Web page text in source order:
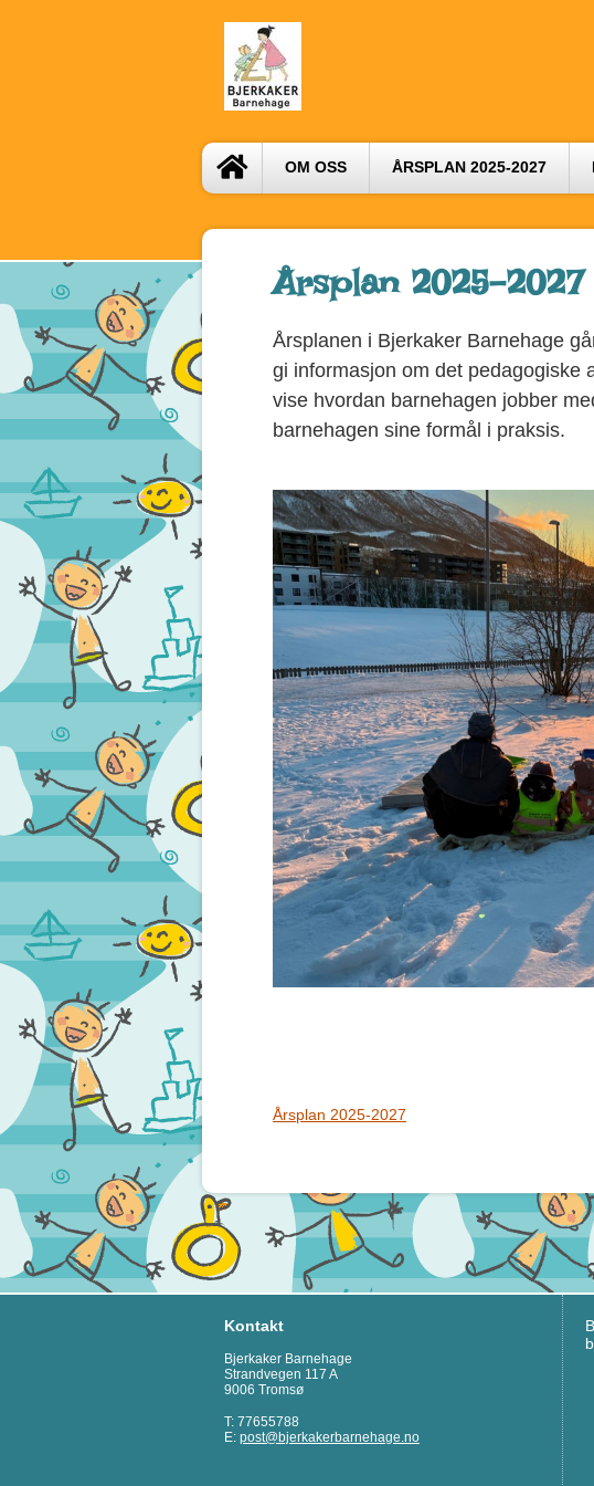
OM OSS ÅRSPLAN 2025-2027
Årsplan 2025-2027
Årsplanen i Bjerkaker Barnehage
gi informasjon om det pedagogiske
vise hvordan barnehagen jobber
barnehagen sine formål i praksis.
Årsplan 2025-2027
Kontakt
Bjerkaker Barnehage
Strandvegen 117 A
9006 Tromsø
T: 77655788
E: post@bjerkakerbarnehage.no